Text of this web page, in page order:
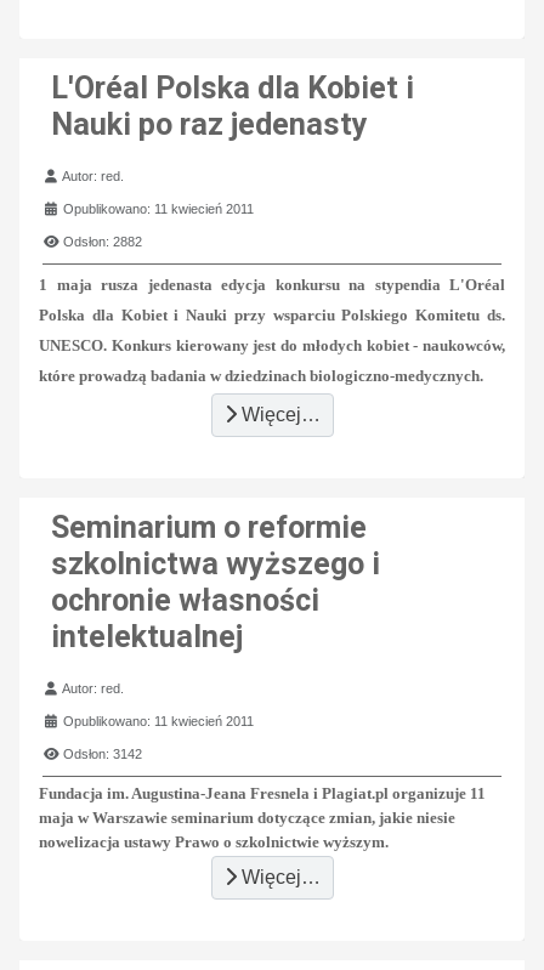
L'Oréal Polska dla Kobiet i
Nauki po raz jedenasty
Szczegóły
Autor:red.
Opublikowano: 11 kwiecień 2011
Odsłon: 2882
1 maja rusza jedenasta edycja konkursu na stypendia L'Oréal
Polska dla Kobiet i Nauki przy wsparciu Polskiego Komitetu ds.
UNESCO. Konkurs kierowany jest do młodych kobiet - naukowców,
które prowadzą badania w dziedzinach biologiczno-medycznych.
Więcej…
Seminarium o reformie
szkolnictwa wyższego i
ochronie własności
intelektualnej
Szczegóły
Autor:red.
Opublikowano: 11 kwiecień 2011
Odsłon: 3142
Fundacja im. Augustina-Jeana Fresnela i Plagiat.pl organizuje 11
maja w Warszawie seminarium dotyczące zmian, jakie niesie
nowelizacja ustawy Prawo o szkolnictwie wyższym.
Więcej…